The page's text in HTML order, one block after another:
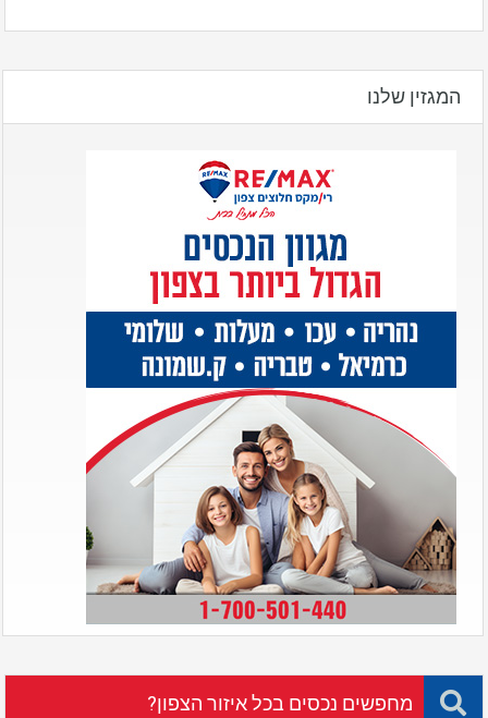
המגזין שלנו
מחפשים נכסים בכל איזור הצפון?